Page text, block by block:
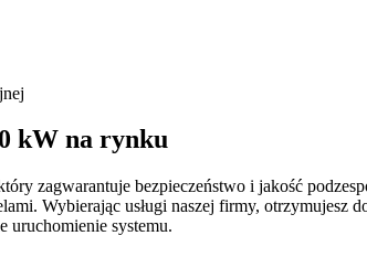
kW na rynku
zagwarantuje bezpieczeństwo i jakość
Wybierając usługi naszej firmy,
uruchomienie systemu.